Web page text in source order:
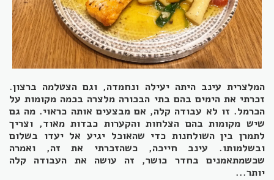
המלצרית עינב היתה יעילה ונחמדה, וגם הצטלמה ברצון.
זכרתי את הימים בהם בתי הבכורה מלצרה בכמה מקומות על
הכרמל. זו לא עבודה קלה, אם מבצעים אותה כראוי. מה גם
שיש מקומות בהם הצלחות והקערות כבדות מאוד, וצריך
לתמרן בין השולחנות כדי שהאוכל יגיע אל יעדו בשלום
ובשלמותו. עינב חייכה, כשהזכרתי את זה, ואמרה
שכשמתאמנים בחדר כושר, זה עושה את העבודה קלה
יותר...